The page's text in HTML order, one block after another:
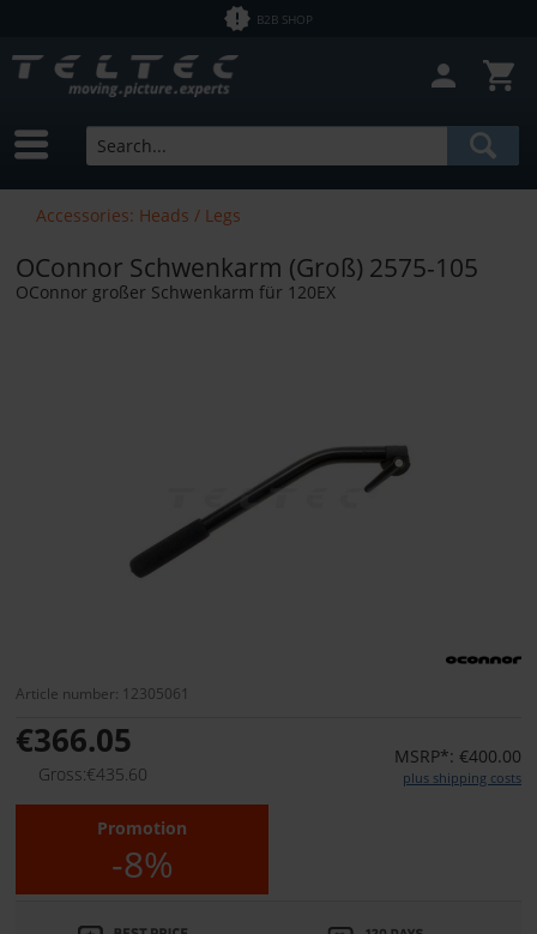
B2B SHOP
Accessories: Heads / Legs
OConnor Schwenkarm (Groß) 2575-105
OConnor großer Schwenkarm für 120EX
Article number: 12305061
€366.05
Gross:€435.60
MSRP*: €400.00
plus shipping costs
Promotion
-8%